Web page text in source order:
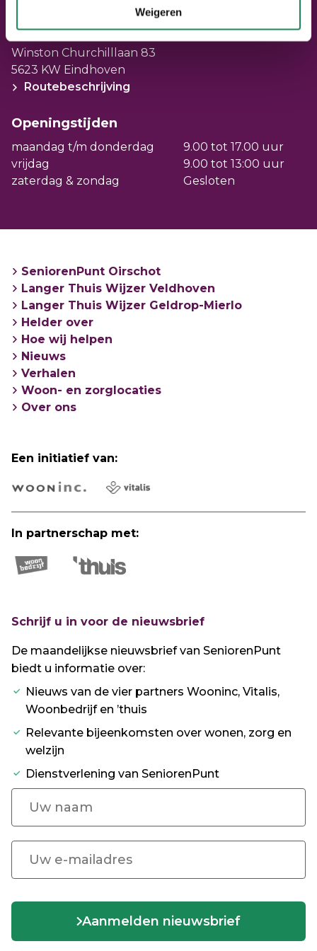
Weigeren
Adresgegevens
Winston Churchilllaan 83
5623 KW Eindhoven
Routebeschrijving
Openingstijden
maandag t/m donderdag
9.00 tot 17.00 uur
vrijdag
9.00 tot 13:00 uur
zaterdag & zondag
Gesloten
SeniorenPunt Oirschot
Langer Thuis Wijzer Veldhoven
Langer Thuis Wijzer Geldrop-Mierlo
Helder over
Hoe wij helpen
Nieuws
Verhalen
Woon- en zorglocaties
Over ons
Een initiatief van:
In partnerschap met:
Schrijf u in voor de nieuwsbrief
De maandelijkse nieuwsbrief van SeniorenPunt
biedt u informatie over:
Nieuws van de vier partners Wooninc, Vitalis,
Woonbedrijf en ’thuis
Relevante bijeenkomsten over wonen, zorg en
welzijn
Dienstverlening van SeniorenPunt
Aanmelden nieuwsbrief